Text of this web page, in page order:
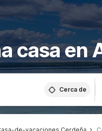
casa en
Cerca de